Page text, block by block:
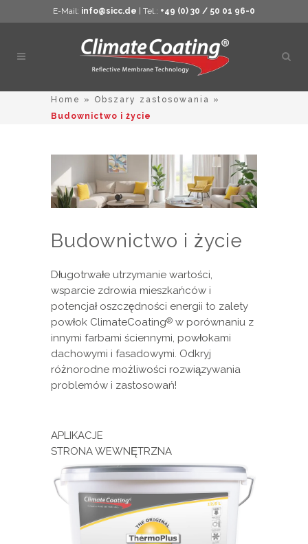
E-Mail: info@sicc.de | Tel.: +49 (0) 30 / 50 01 96-0
Home » Obszary zastosowania »
Budownictwo i życie
Budownictwo i życie
Długotrwałe utrzymanie wartości,
wsparcie zdrowia mieszkańców i
potencjał oszczędności energii to zalety
powłok ClimateCoating® w porównaniu z
innymi farbami ściennymi, powłokami
dachowymi i fasadowymi. Odkryj
różnorodne możliwości rozwiązywania
problemów i zastosowań!
APLIKACJE
STRONA WEWNĘTRZNA